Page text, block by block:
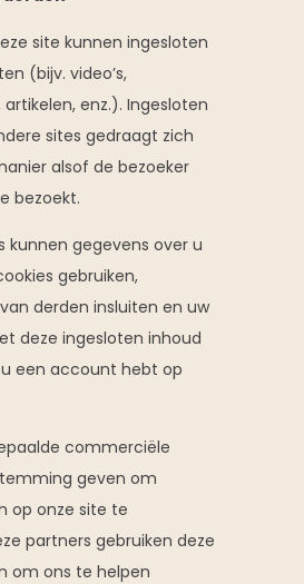
site kunnen ingesloten
(bijv. video’s,
enz.). Ingesloten
sites gedraagt zich
alsof de bezoeker
bezoekt.
kunnen gegevens over u
gebruiken,
derden insluiten en uw
deze ingesloten inhoud
een account hebt op
commerciële
geven om
op onze site te
partners gebruiken deze
om ons te helpen